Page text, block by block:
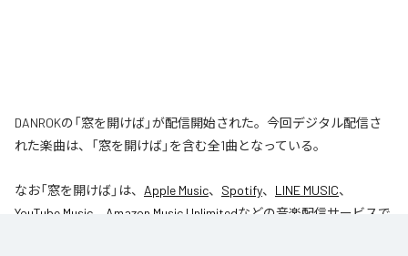
DANROKの「窓を開けば」が配信開始された。今回デジタル配信さ
れた楽曲は、「窓を開けば」を含む全1曲となっている。
なお「窓を開けば」は、 Apple Music、 Spotify、 LINE MUSIC、
YouTube Music
Amazon Music Unlimitedなどの音楽配信サービスで